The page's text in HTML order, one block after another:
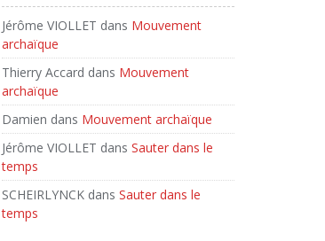
Jérôme VIOLLET dans Mouvement
archaïque
Thierry Accard dans Mouvement
archaïque
Damien dans Mouvement archaïque
Jérôme VIOLLET dans Sauter dans le
temps
SCHEIRLYNCKdans Sauter dans le
temps